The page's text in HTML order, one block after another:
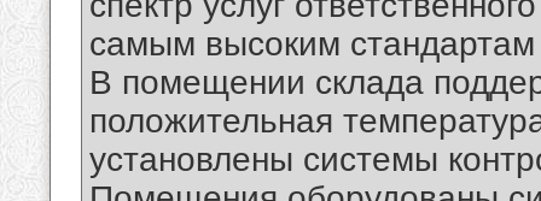
самым высоким стандартам
В помещении склада
положительная
установлены системы